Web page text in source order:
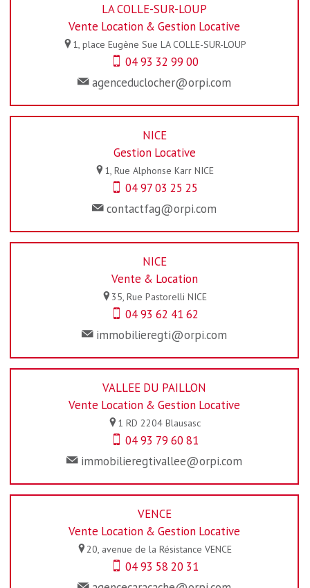
LA COLLE-SUR-LOUP
Vente Location & Gestion Locative
1, place Eugène Sue LA COLLE-SUR-LOUP
04 93 32 99 00
agenceduclocher@orpi.com
NICE
Gestion Locative
1, Rue Alphonse Karr NICE
04 97 03 25 25
contactfag@orpi.com
NICE
Vente & Location
35, Rue Pastorelli NICE
04 93 62 41 62
immobilieregti@orpi.com
VALLEE DU PAILLON
Vente Location & Gestion Locative
1 RD 2204 Blausasc
04 93 79 60 81
immobilieregtivallee@orpi.com
VENCE
Vente Location & Gestion Locative
20, avenue de la Résistance VENCE
04 93 58 20 31